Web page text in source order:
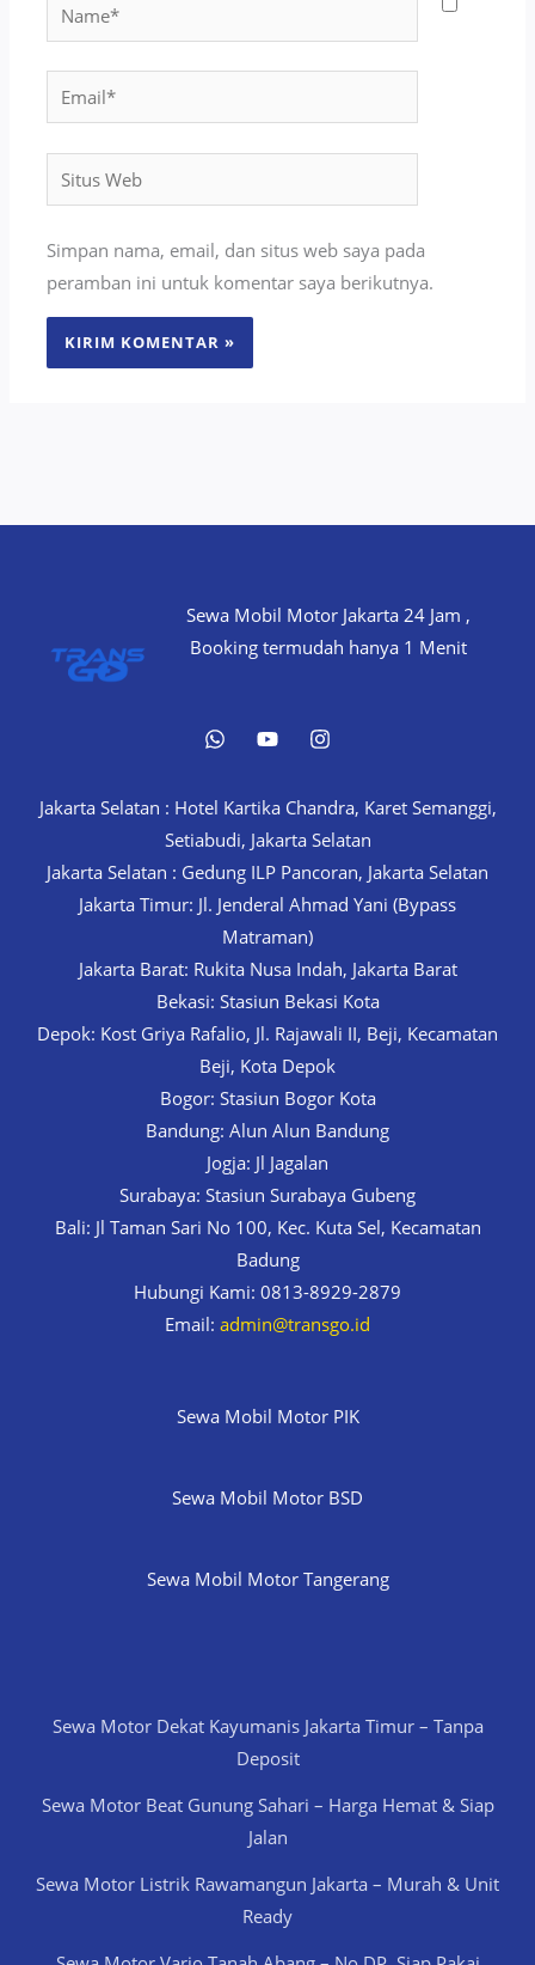
Email*
Web
Simpan nama, email, dan situs web saya pada
peramban ini untuk komentar saya berikutnya.
Sewa Mobil Motor Jakarta 24 Jam ,
Booking termudah hanya 1 Menit
Jakarta Selatan : Hotel Kartika Chandra, Karet Semanggi,
Setiabudi, Jakarta Selatan
Jakarta Selatan : Gedung ILP Pancoran, Jakarta Selatan
Jakarta Timur: Jl. Jenderal Ahmad Yani (Bypass
Matraman)
Jakarta Barat: Rukita Nusa Indah, Jakarta Barat
Bekasi: Stasiun Bekasi Kota
Depok: Kost Griya Rafalio, Jl. Rajawali II, Beji, Kecamatan
Beji, Kota Depok
Bogor: Stasiun Bogor Kota
Bandung: Alun Alun Bandung
Jogja: Jl Jagalan
Surabaya: Stasiun Surabaya Gubeng
Bali: Jl Taman Sari No 100, Kec. Kuta Sel, Kecamatan
Badung
Hubungi Kami: 0813-8929-2879
Email: admin@transgo.id
Sewa Mobil Motor PIK
Sewa Mobil Motor BSD
Sewa Mobil Motor Tangerang
Sewa Motor Dekat Kayumanis Jakarta Timur – Tanpa
Deposit
Sewa Motor Beat Gunung Sahari – Harga Hemat & Siap
Jalan
Sewa Motor Listrik Rawamangun Jakarta – Murah & Unit
Ready